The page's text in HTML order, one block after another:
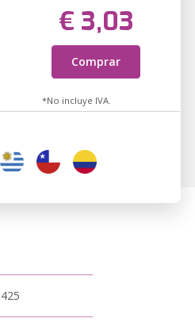
€ 3,03
Comprar
*No incluye IVA.
425